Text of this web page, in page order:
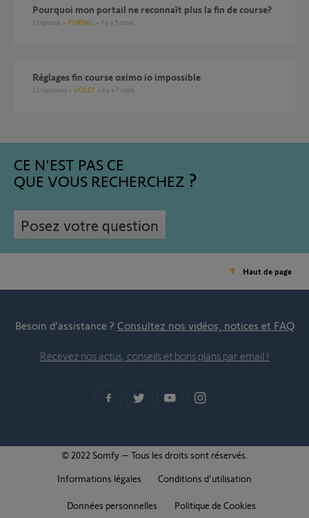
Pourquoi mon portail ne reconnaît plus la fin de course?
1 réponse PORTAIL il y a 9 mois
Réglages fin course oximo io impossible
13 réponses VOLET il y a 7 mois
CE N'EST PAS CE
QUE VOUS RECHERCHEZ
Posez votre question
Haut de page
Besoin d’assistance ? Consultez nos vidéos, notices et FAQ
Recevez nos actus, conseils et bons plans par email !
© 2022 Somfy – Tous les droits sont réservés.
Informations légales
Conditions d'utilisation
Données personnelles Politique de Cookies